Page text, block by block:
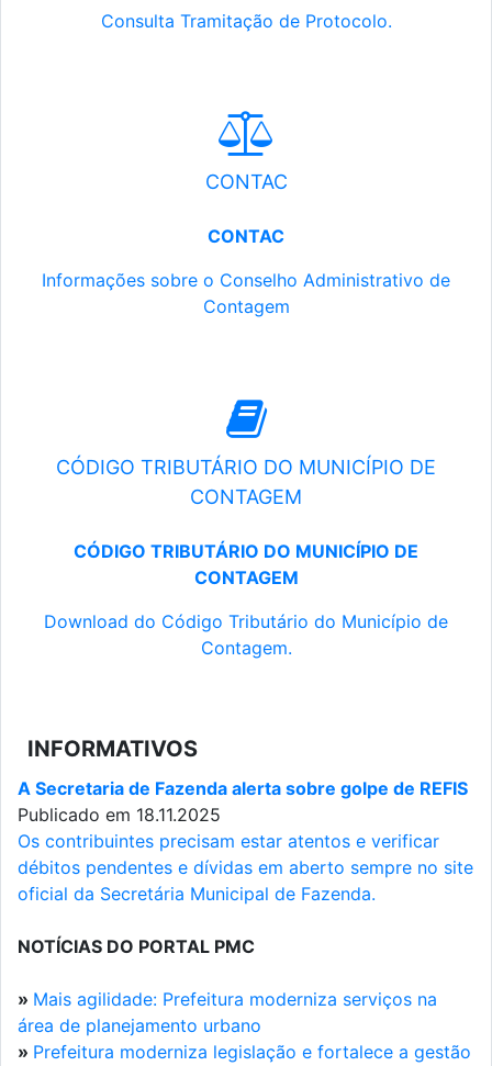
Consulta Tramitação de Protocolo.
CONTAC
CONTAC
Informações sobre o Conselho Administrativo de
Contagem
CÓDIGO TRIBUTÁRIO DO MUNICÍPIO DE
CONTAGEM
CÓDIGO TRIBUTÁRIO DO MUNICÍPIO DE
CONTAGEM
Download do Código Tributário do Município de
Contagem.
INFORMATIVOS
A Secretaria de Fazenda alerta sobre golpe de REFIS
Publicado em 18.11.2025
Os contribuintes precisam estar atentos e verificar
débitos pendentes e dívidas em aberto sempre no site
oficial da Secretária Municipal de Fazenda.
NOTÍCIAS DO PORTAL PMC
» Mais agilidade: Prefeitura moderniza serviços na
área de planejamento urbano
» Prefeitura moderniza legislação e fortalece a gestão